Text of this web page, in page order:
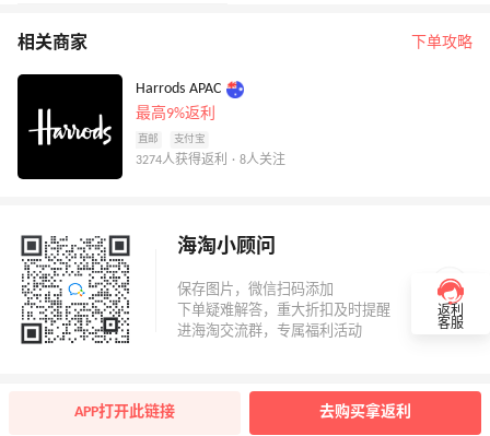
相关商家 下单攻略
Harrods APAC
最高9%返利
直邮 支付宝
3274人获得返利 · 8人关注
海淘小顾问
返利
客服
APP打开此链接 去购买拿返利